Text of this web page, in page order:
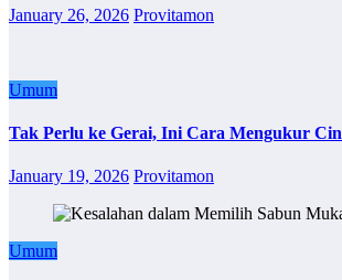
January 26, 2026 Provitamon
Umum
Tak Perlu ke Gerai, Ini Cara Mengukur
January 19, 2026 Provitamon
Umum